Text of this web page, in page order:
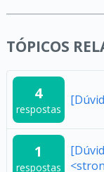
TÓPICOS
4
respostas
1
respostas